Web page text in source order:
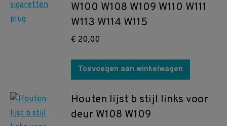
W100 W108 W109 W110 W111
W113 W114 W115
€ 20,00
Toevoegen aan winkelwagen
Houten lijst b stijl links voor
deur W108 W109